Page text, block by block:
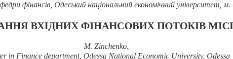
фінансів, Одеський національний економічний університет,
ВХІДНИХ ФІНАНСОВИХ ПОТОКІВ
M. Zinchenko
in Finance department, Odessa National Economic University, Odessa